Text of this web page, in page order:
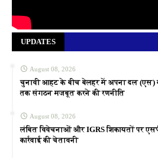
UPDATES
August 08, 2026
चुनावी आहट के बीच बेलहर में अपना दल (एस)
तक संगठन मजबूत करने की रणनीति
August 08, 2026
लंबित विवेचनाओं और IGRS शिकायतों पर
कार्रवाई की चेतावनी